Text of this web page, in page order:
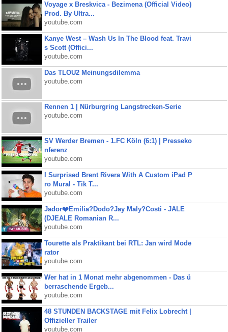
Voyage x Breskvica - Bezimena (Official Video)
Prod. By Ultra...
youtube.com
Kanye West – Wash Us In The Blood feat. Travi
s Scott (Offici...
youtube.com
Das TLOU2 Meinungsdilemma
youtube.com
Rennen 1 | Nürburgring Langstrecken-Serie
youtube.com
SV Werder Bremen - 1.FC Köln (6:1) | Presseko
nferenz
youtube.com
I Surprised Brent Rivera With A Custom iPad P
ro Mural - Tik T...
youtube.com
Jador❤️Emilia?Dodo?Jay Maly?Costi - JALE
(DJEALE Romanian R...
youtube.com
Tourette als Praktikant bei RTL: Jan wird Mode
rator
youtube.com
Wer hat in 1 Monat mehr abgenommen - Das ü
berraschende Ergeb...
youtube.com
48 STUNDEN BACKSTAGE mit Felix Lobrecht |
Offizieller Trailer
youtube.com